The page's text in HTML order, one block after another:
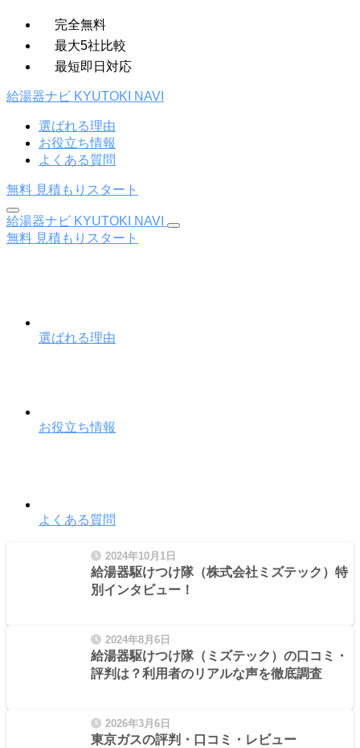
完全無料
最大5社比較
最短即日対応
給湯器ナビ KYUTOKI NAVI
選ばれる理由
お役立ち情報
よくある質問
無料 見積もりスタート
給湯器ナビ KYUTOKI NAVI
無料 見積もりスタート
選ばれる理由
お役立ち情報
よくある質問
2024年10月1日
給湯器駆けつけ隊（株式会社ミズテック）特
別インタビュー！
2024年8月6日
給湯器駆けつけ隊（ミズテック）の口コミ・
評判は？利用者のリアルな声を徹底調査
2026年3月6日
東京ガスの評判・口コミ・レビュー